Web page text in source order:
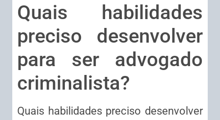
Quais habilidades
preciso desenvolver
para ser advogado
criminalista?
Quais habilidades preciso desenvolver